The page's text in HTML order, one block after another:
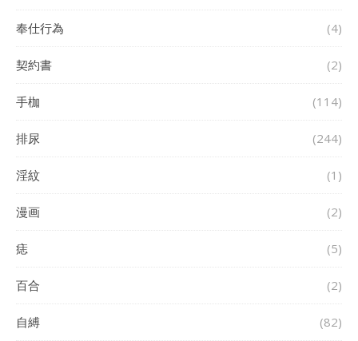
奉仕行為 (4)
契約書 (2)
手枷 (114)
排尿 (244)
淫紋 (1)
漫画 (2)
痣 (5)
百合 (2)
自縛 (82)